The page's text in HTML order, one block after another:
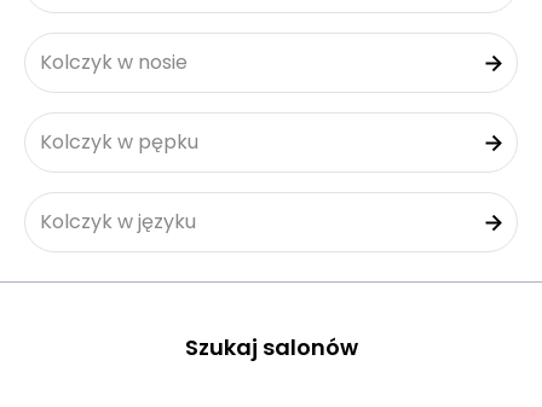
Kolczyk w nosie
Kolczyk w pępku
Kolczyk w języku
Szukaj salonów